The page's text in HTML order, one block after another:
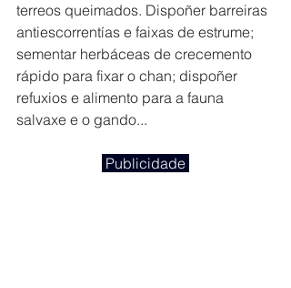
terreos queimados. Dispoñer barreiras
antiescorrentías e faixas de estrume;
sementar herbáceas de crecemento
rápido para fixar o chan; dispoñer
refuxios e alimento para a fauna
salvaxe e o gando...
Publicidade